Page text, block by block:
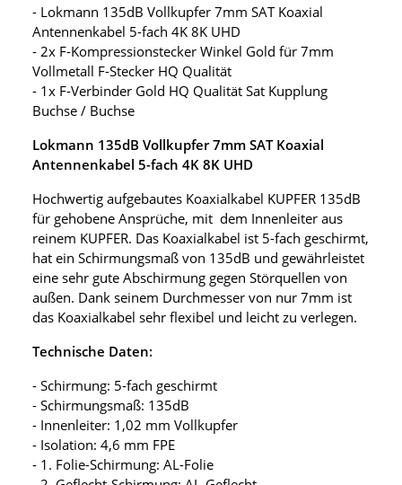
- Lokmann 135dB Vollkupfer 7mm SAT Koaxial
Antennenkabel 5-fach 4K 8K UHD
- 2x F-Kompressionstecker Winkel Gold für 7mm
Vollmetall F-Stecker HQ Qualität
- 1x F-Verbinder Gold HQ Qualität Sat Kupplung
Buchse / Buchse
Lokmann 135dB Vollkupfer 7mm SAT Koaxial
Antennenkabel 5-fach 4K 8K UHD
Hochwertig aufgebautes Koaxialkabel KUPFER 135dB
für gehobene Ansprüche, mit dem Innenleiter aus
reinem KUPFER. Das Koaxialkabel ist 5-fach geschirmt,
hat ein Schirmungsmaß von 135dB und gewährleistet
eine sehr gute Abschirmung gegen Störquellen von
außen. Dank seinem Durchmesser von nur 7mm ist
das Koaxialkabel sehr flexibel und leicht zu verlegen.
Technische Daten:
- Schirmung: 5-fach geschirmt
- Schirmungsmaß: 135dB
- Innenleiter: 1,02 mm Vollkupfer
- Isolation: 4,6 mm FPE
- 1. Folie-Schirmung: AL-Folie